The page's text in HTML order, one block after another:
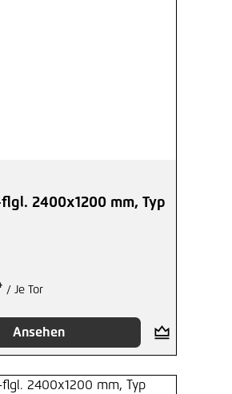
2400x1200 mm, Typ
/ Je Tor
Ansehen